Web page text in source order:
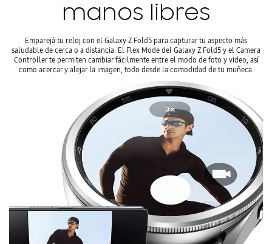
manos libres
Emparejá tu reloj con el Galaxy Z Fold5 para capturar tu aspecto más
saludable de cerca o a distancia. El Flex Mode del Galaxy Z Fold5 y el Camera
Controller te permiten cambiar fácilmente entre el modo de foto y video, así
como acercar y alejar la imagen, todo desde la comodidad de tu muñeca.